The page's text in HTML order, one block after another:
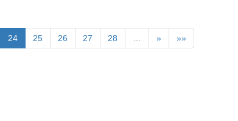
24 25 26 27 28 … » »»